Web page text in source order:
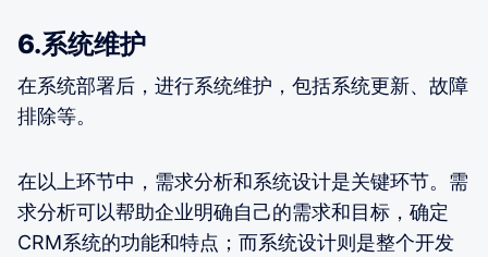
6.系统维护
在系统部署后，进行系统维护，包括系统更新、故障
排除等。
在以上环节中，需求分析和系统设计是关键环节。需
求分析可以帮助企业明确自己的需求和目标，确定
CRM系统的功能和特点；而系统设计则是整个开发